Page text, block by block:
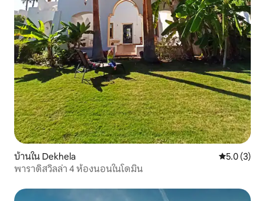
บ้านใน Dekhela คะแนนเฉลี่
5.0 (3)
พาราดิสวิลล่า 4 ห้องนอนในโดมิน